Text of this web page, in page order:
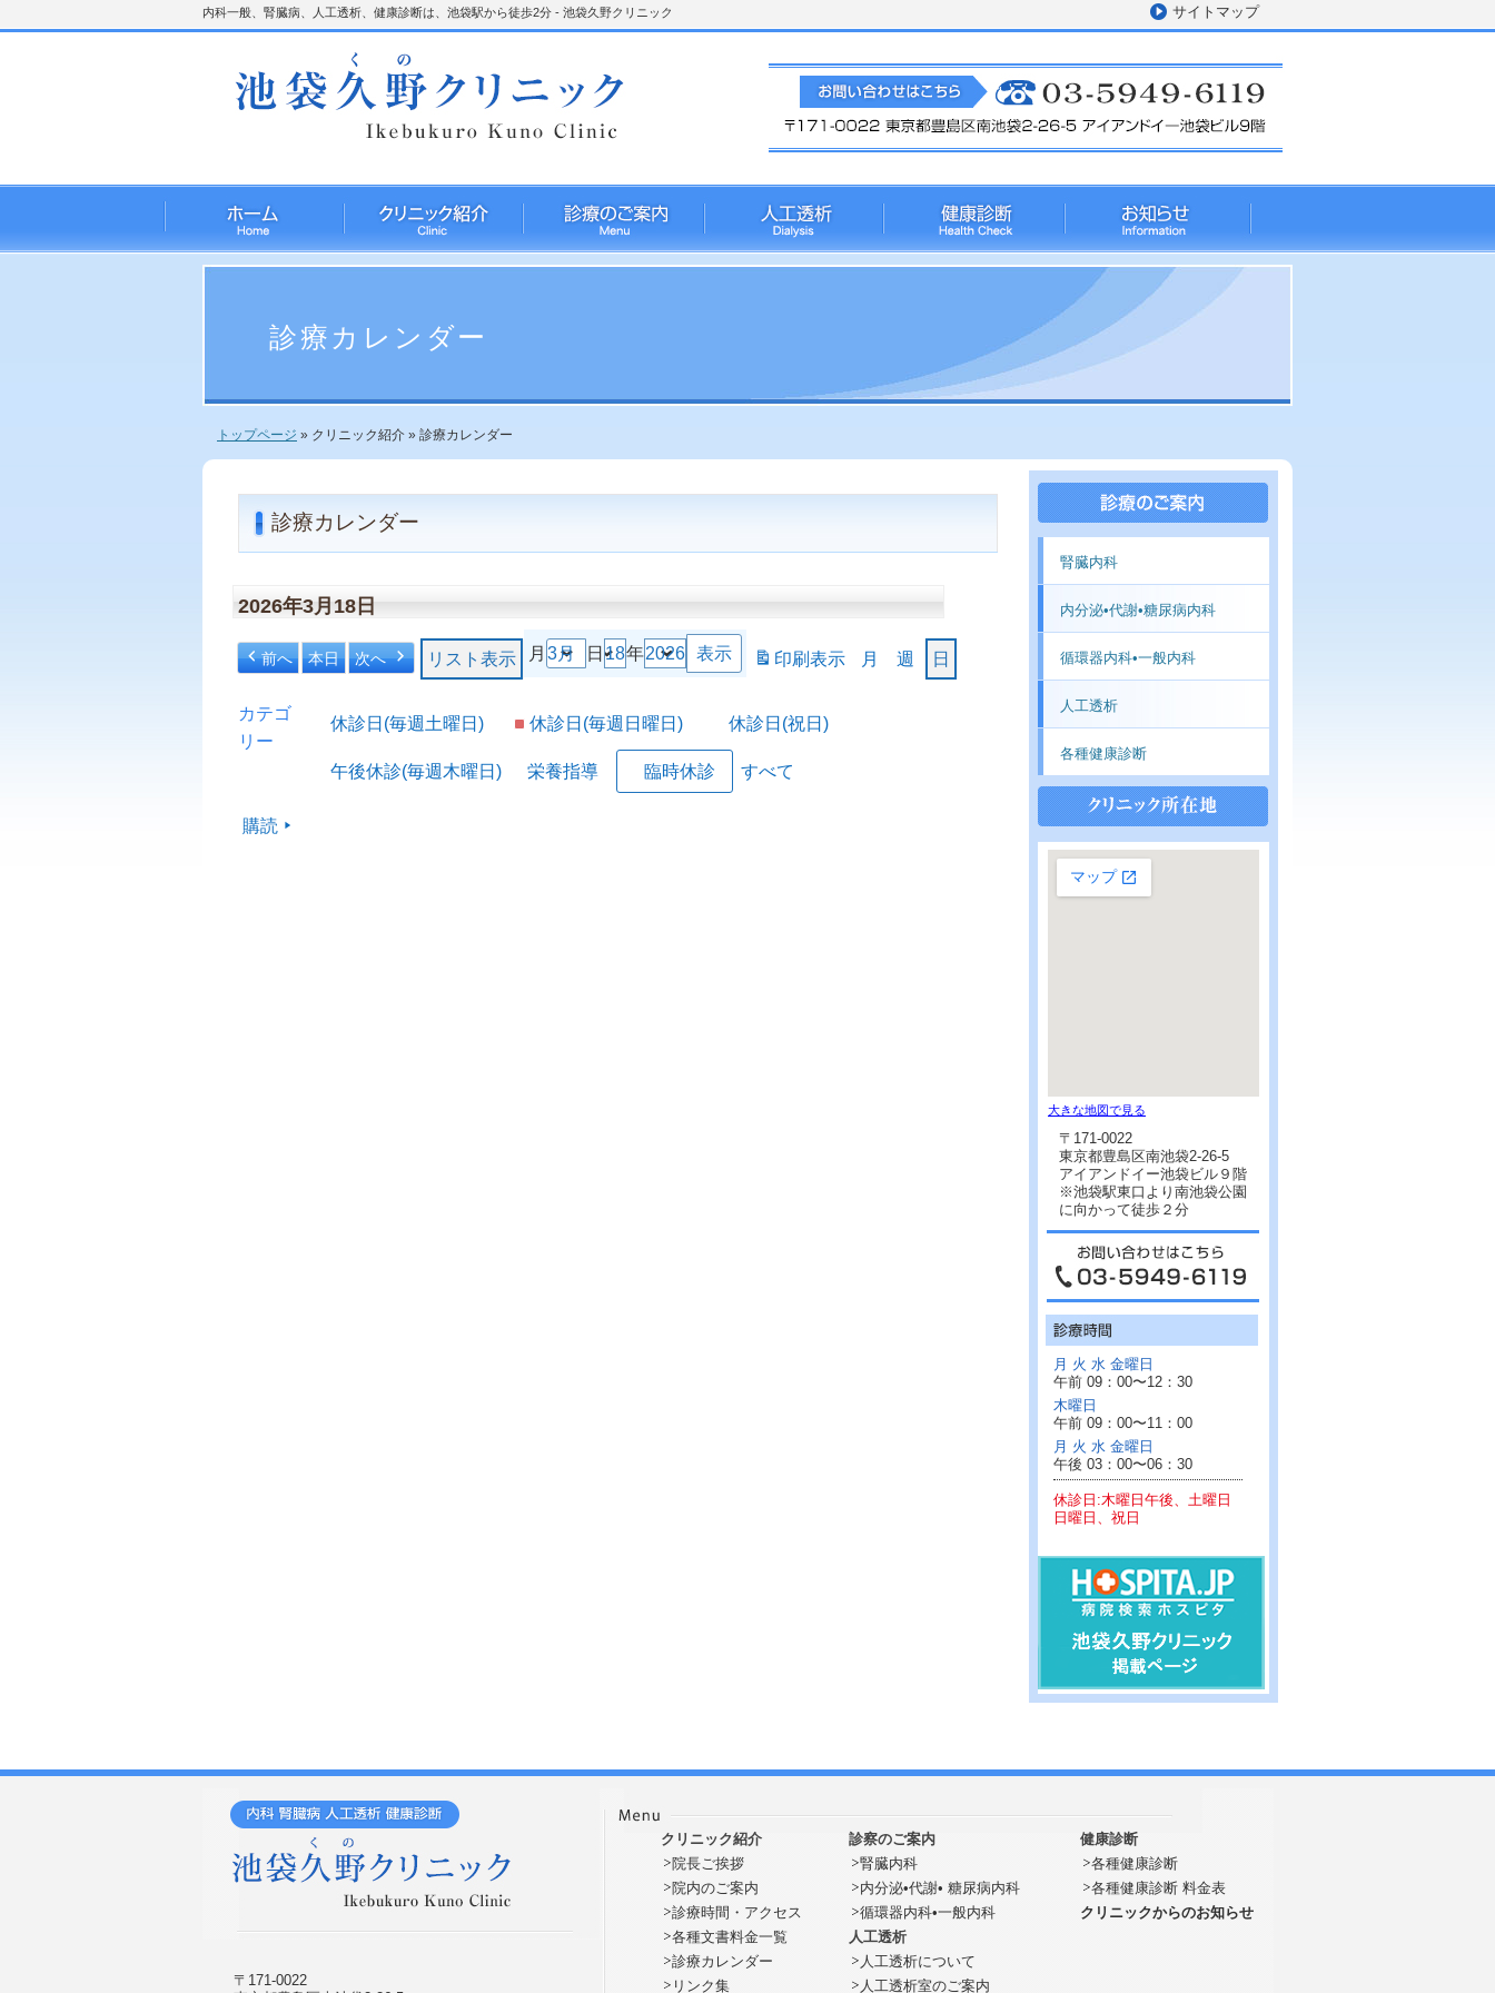
内科一般、腎臓病、人工透析、健康診断は、池袋駅から徒歩2分 - 池袋久野クリニック サイトマップ
診療カレンダー
トップページ » クリニック紹介 » 診療カレンダー
腎臓内科
内分泌•代謝•糖尿病内科
循環器内科•一般内科
人工透析
各種健康診断
大きな地図で見る
〒171-0022
東京都豊島区南池袋2-26-5
アイアンドイー池袋ビル９階
※池袋駅東口より南池袋公園
に向かって徒歩２分
月 火 水 金曜日
午前 09：00〜12：30
木曜日
午前 09：00〜11：00
月 火 水 金曜日
午後 03：00〜06：30
休診日:木曜日午後、土曜日
日曜日、祝日
診療カレンダー
2026年3月18日
前へ 本日 次へ リスト 表示 月 日 年 印刷表示 月 週 日
カテゴ
リー
休診日(毎週土曜日) 休診日(毎週日曜日) 休診日(祝日)
午後休診(毎週木曜日) 栄養指導 臨時休診 すべて
購読
〒171-0022
クリニック紹介
院長ご挨拶
院内のご案内
診療時間・アクセス
各種文書料金一覧
診療カレンダー
リンク集
診察のご案内
腎臓内科
内分泌•代謝• 糖尿病内科
循環器内科•一般内科
人工透析
人工透析について
人工透析室のご案内
健康診断
各種健康診断
各種健康診断 料金表
クリニックからのお知らせ